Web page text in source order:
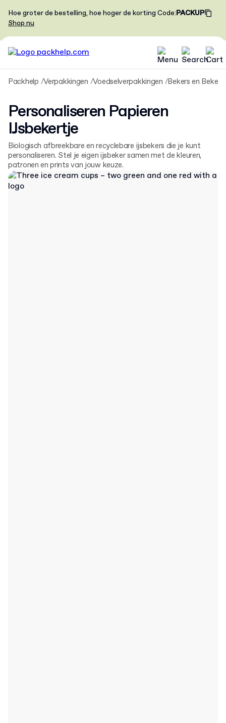
Hoe groter de bestelling, hoe hoger de korting Code:PACKUP
Shop nu
Packhelp Verpakkingen Voedselverpakkingen Bekers en
Personaliseren Papieren
IJsbekertje
Biologisch afbreekbare en recyclebare ijsbekers die je kunt
personaliseren. Stel je eigen ijsbeker samen met de kleuren,
patronen en prints van jouw keuze.